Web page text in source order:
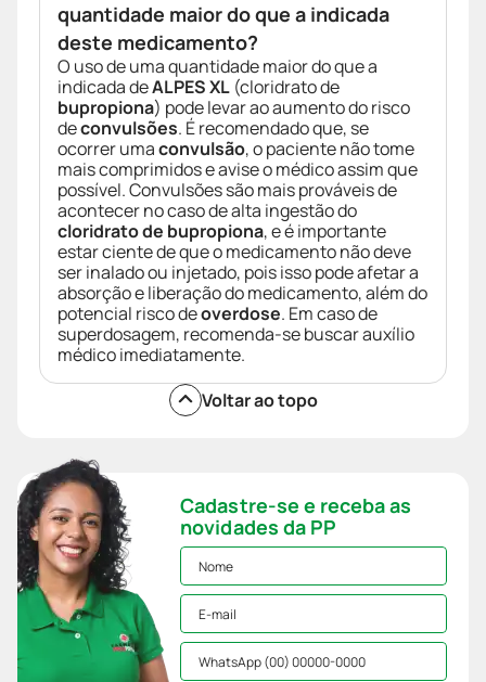
quantidade maior do que a indicada
deste medicamento?
O uso de uma quantidade maior do que a
indicada deALPES XL (cloridrato de
bupropiona) pode levar ao aumento do risco
deconvulsões. É recomendado que, se
ocorrer umaconvulsão, o paciente não tome
mais comprimidos e avise o médico assim que
possível. Convulsões são mais prováveis de
acontecer no caso de alta ingestão do
cloridrato de bupropiona, e é importante
estar ciente de que o medicamento não deve
ser inalado ou injetado, pois isso pode afetar a
absorção e liberação do medicamento, além do
potencial risco deoverdose. Em caso de
superdosagem, recomenda-se buscar auxílio
médico imediatamente.
Voltar ao topo
Cadastre-se e receba as
novidades da PP